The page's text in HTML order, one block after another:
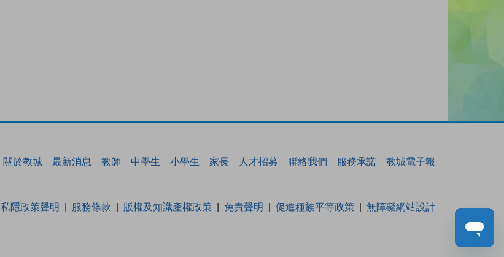
關於教城 最新消息 教師 中學生 小學生 家長 人才招募 聯絡我們 服務承諾 教城電子報
私隱政策聲明 服務條款 版權及知識產權政策 免責聲明 促進種族平等政策 無障礙網站設計